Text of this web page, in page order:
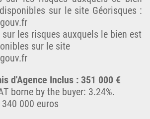
sur le site Géorisques :
les risques auxquels le bien est
sur le site
d'Agence Inclus : 351 000 €
borne by the buyer: 3.24%.
000 euros